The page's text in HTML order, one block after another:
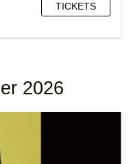
TICKETS
2026